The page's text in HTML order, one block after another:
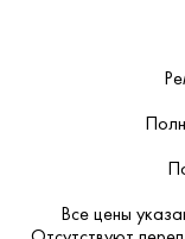
Все цены